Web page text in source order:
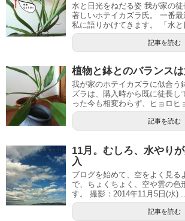
水と日光をねだる姿 我が家の
著しいホテイカズラ氏。 一番最
私に語りかけてきます。 「水と
記事を読む
植物と鉢とのバランス
我が家のホテイカズラに似合う
ズラは、購入時から既に徒長し
った今も相変わらず、ヒョロヒ
記事を読む
11月。むしろ、水やり
入
ブログを始めて、空をよく見る
で、ちょくちょく、空や雲の色
す。 撮影：2014年11月5日(水) ...
記事を読む